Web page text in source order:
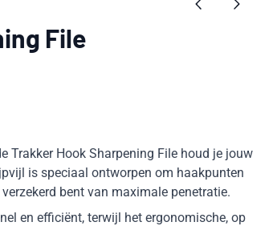
File
Trakker Hook Sharpening File houd je jouw
is speciaal ontworpen om haakpunten
bent van maximale penetratie.
en efficiënt, terwijl het ergonomische, op